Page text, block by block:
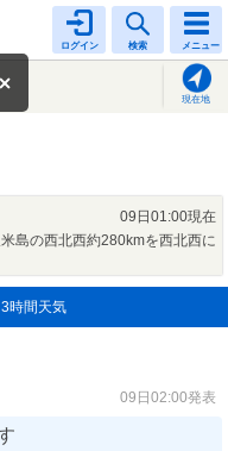
ログイン 検索 メニュー
現在地
09日01:00現在
島の西北西約280kmを西北西に
3時間天気
09日02:00発表